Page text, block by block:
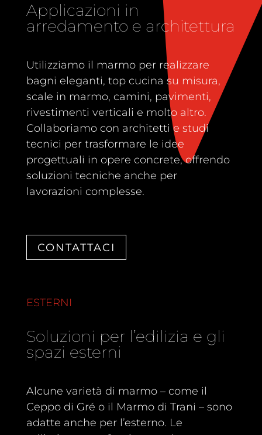
Applicazioni in
arredamento e architettura
Utilizziamo il marmo per realizzare
bagni eleganti, top cucina su misura,
scale in marmo, camini, pavimenti,
rivestimenti verticali e molto altro.
Collaboriamo con architetti e studi
tecnici per trasformare le idee
progettuali in opere concrete, offrendo
soluzioni tecniche anche per
lavorazioni complesse.
CONTATTACI
ESTERNI
Soluzioni per l’edilizia e gli
spazi esterni
Alcune varietà di marmo – come il
Ceppo di Gré o il Marmo di Trani – sono
adatte anche per l’esterno. Le